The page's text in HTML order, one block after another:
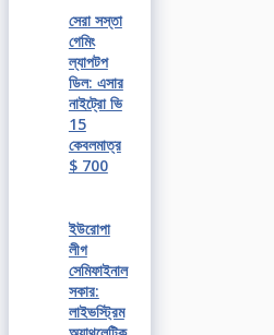
সেরা সস্তা
গেমিং
ল্যাপটপ
ডিল: এসার
নাইট্রো ভি
15
কেবলমাত্র
$ 700
ইউরোপা
লীগ
সেমিফাইনাল
সকার:
লাইভস্ট্রিম